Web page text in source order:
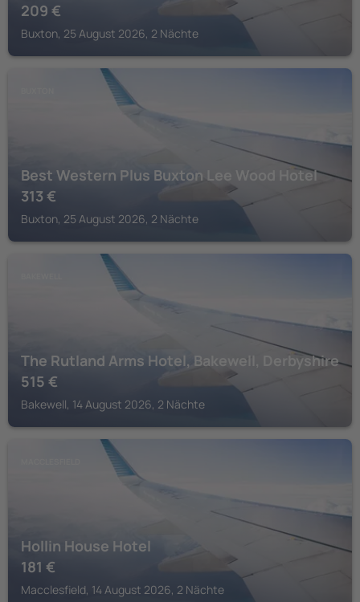
209 €
Buxton, 25 August 2026, 2 Nächte
Best Western Plus Buxton Lee Wood Hotel
313 €
Buxton, 25 August 2026, 2 Nächte
The Rutland Arms Hotel, Bakewell, Derbyshire
515 €
Bakewell, 14 August 2026, 2 Nächte
Hollin House Hotel
181 €
Macclesfield, 14 August 2026, 2 Nächte